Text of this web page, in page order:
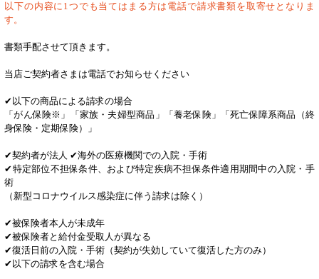
以下の内容に1つでも当てはまる方は電話で請求書類を取寄せとなりま
す。
書類手配させて頂きます。
当店ご契約者さまは電話でお知らせください
✔以下の商品による請求の場合
「がん保険※」「家族・夫婦型商品」「養老保険」「死亡保障系商品（終
身保険・定期保険）」
✔契約者が法人 ✔海外の医療機関での入院・手術
✔特定部位不担保条件、および特定疾病不担保条件適用期間中の入院・手
術
（新型コロナウイルス感染症に伴う請求は除く）
✔被保険者本人が未成年
✔被保険者と給付金受取人が異なる
✔復活日前の入院・手術（契約が失効していて復活した方のみ）
✔以下の請求を含む場合